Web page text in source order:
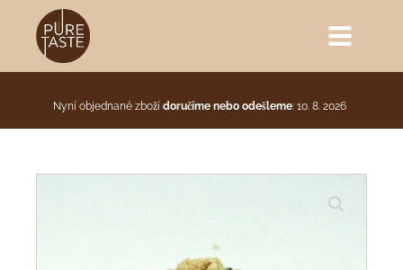
Nyní objednané zboží doručíme nebo odešleme: 10. 8. 2026